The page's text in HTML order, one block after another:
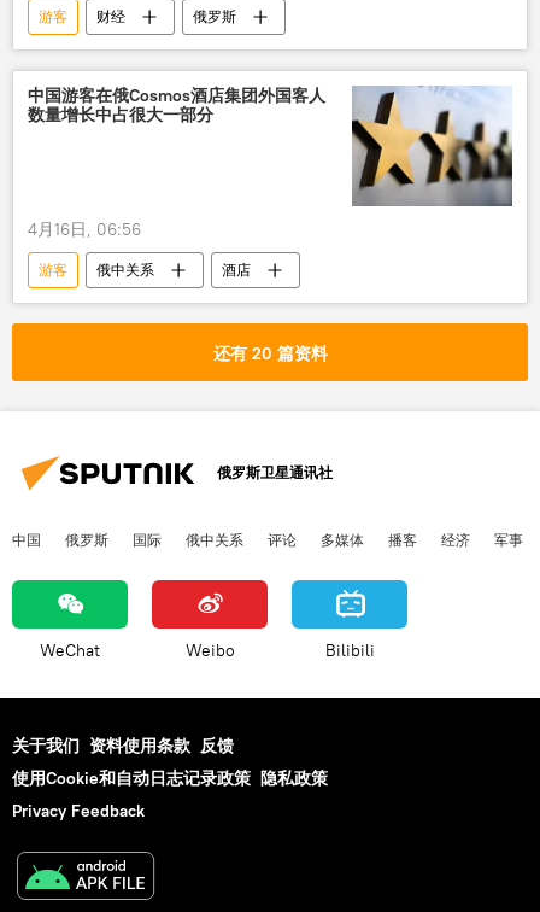
游客 财经 俄罗斯
中国游客在俄Cosmos酒店集团外国客人
数量增长中占很大一部分
4月16日, 06:56
游客 俄中关系 酒店
还有 20 篇资料
俄罗斯卫星通讯社
中国 俄罗斯 国际 俄中关系 评论 多媒体 播客 经济 军事
WeChat Weibo Bilibili
关于我们 资料使用条款 反馈
使用Cookie和自动日志记录政策 隐私政策
Privacy Feedback